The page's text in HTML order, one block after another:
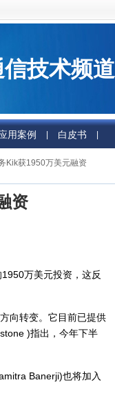
技术频道
用案例 白皮书
Kik获1950万美元融资
资
万美元投资，这反
向转变。它目前已提供
)指出，今年下半
Banerji)也将加入